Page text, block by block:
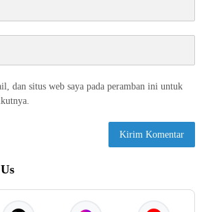
dan situs web saya pada peramban ini untuk